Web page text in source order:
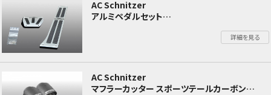
AC Schnitzer
アルミペダルセット
詳細を見る
AC Schnitzer
マフラーカッター スポーツテールカーボン